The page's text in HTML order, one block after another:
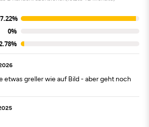
0%
etwas greller wie auf Bild - aber geht noch